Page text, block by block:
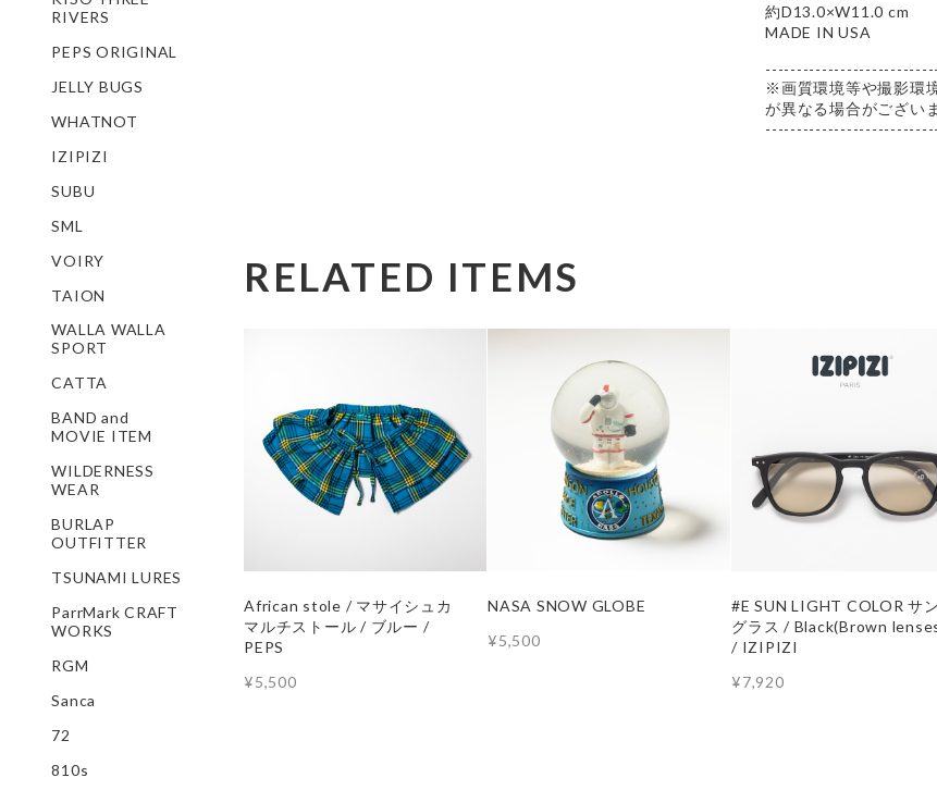
約D13.0×W11.0 cm
MADE IN USA
※画質環境等や撮影環
が異なる場合がござい
RELATED ITEMS
African stole / マサイシュカ
マルチストール / ブルー /
PEPS
¥5,500
NASA SNOW GLOBE
¥5,500
#E SUN LIGHT COLOR サン
グラス / Black(Brown
/ IZIPIZI
¥7,920
RIVERS
PEPS ORIGINAL
JELLY BUGS
WHATNOT
IZIPIZI
SUBU
SML
VOIRY
TAION
WALLA WALLA
SPORT
CATTA
BAND and
MOVIE ITEM
WILDERNESS
WEAR
BURLAP
OUTFITTER
TSUNAMI LURES
ParrMark CRAFT
WORKS
RGM
Sanca
72
810s